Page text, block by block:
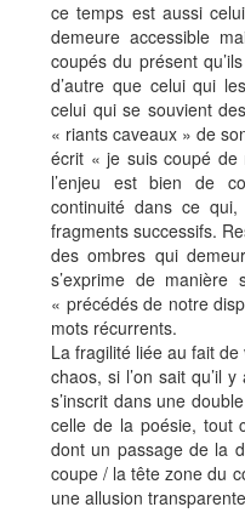
ce temps est aussi
demeure accessible
coupés du présent
d’autre que celui qui
celui qui se souvient
« riants caveaux » de
écrit « je suis coupé
l’enjeu est bien de
continuité dans ce qui,
fragments successifs.
des ombres qui
s’exprime de manière
« précédés de notre
mots récurrents.
La fragilité liée au fait
chaos, si l’on sait qu’il
s’inscrit dans une
celle de la poésie, tout
dont un passage de la
coupe / la tête zone du
une allusion